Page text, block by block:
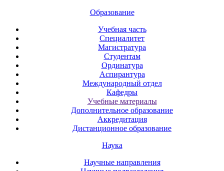
Образование
Учебная часть
Специалитет
Магистратура
Студентам
Ординатура
Аспирантура
Международный отдел
Кафедры
Учебные материалы
Дополнительное образование
Аккредитация
Дистанционное образование
Наука
Научные направления